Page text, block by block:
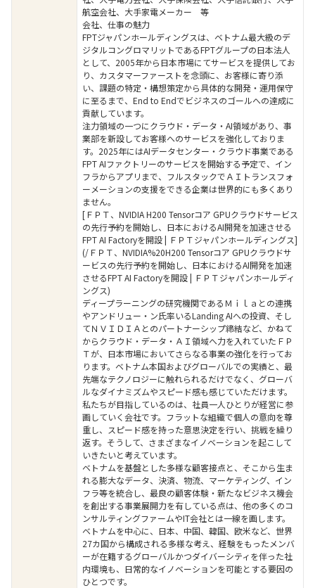
航空会社、大手家電メーカー 等
会社、仕事の魅力
FPTジャパンホールディングスは、ベトナム最大級のデ
ジタルコングロマリットであるFPTグループの日本法人
として、2005年から日本市場にてサービスを提供してお
り、カスタマーファーストを念頭に、お客様に寄り添
い、課題の特定・構想策定から具体的な開発・運用保守
に至るまで、End to Endでビジネスのゴールへの達成に
貢献しています。
注力領域の一つにクラウド・データ・AI領域があり、事
業部を新設してお客様へのサービスを強化しておりま
す。2025年にはAIデータセンター・クラウド事業である
FPT AIファクトリーのサービスを開始する予定で、イン
フラからアプリまで、フルスタックでＡＩトランスフォ
ーメーションの支援をできる企業は世界的にも多くあり
ません。
[ＦＰＴ、NVIDIA H200 Tensorコア GPUクラウドサービス
の先行予約を開始し、日本におけるAI開発を加速させる
FPT AI Factoryを開設 | ＦＰＴジャパンホールディングス]
(/ＦＰＴ、NVIDIA%20H200 Tensorコア GPUクラウドサ
ービスの先行予約を開始し、日本におけるAI開発を加速
させるFPT AI Factoryを開設 | ＦＰＴジャパンホールディ
ングス)
ディープラーニングの研究機関であるＭｉｌａとの連携
やアンドリュー・ン氏率いるLanding AIへの投資、そし
てＮＶＩＤＩＡとのパートナーシップ締結など、かねて
からクラウド・データ・ＡＩ領域へ力を入れていたＦＰ
Ｔが、日本市場においてさらなる事業の強化を行ってお
ります。ベトナム本国およびグローバルでの実績と、最
先端なテクノロジーに触れられるだけでなく、グローバ
ルなダイナミズムやスピード感も感じていただけます。
私たちが目指しているのは、社員一人ひとりが経営に参
画していく会社です。フラットな組織で個人の意向を尊
重し、スピード感を持った意思決定を行い、挑戦を繰り
返す。そうして、さまざまなイノベーションを起こして
いきたいと考えています。
ベトナムを基盤とした多様な顧客接点と、そこから生ま
れる膨大なデータ、決済、物流、マーケティング、イン
フラ等を統合し、最良の顧客体験・新たなビジネス機会
を創出する事業展開力を有している点は、他の多くのコ
ンサルティングファームやIT会社とは一線を画します。
ベトナムを中心に、日本、中国、韓国、欧米など、世界
27カ国から構成される多様な考え、経験をもったメンバ
ーが在籍するグローバルかつダイバーシティを伴った社
内環境も、日常的なイノベーションを可能とする要因の
ひとつです。